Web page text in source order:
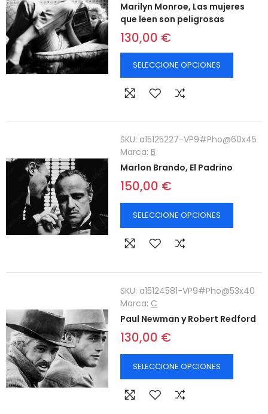
Marilyn Monroe, Las mujeres
que leen son peligrosas
130,00 €
SELECCIONE OPCIONES
SKU: a15125227-VP9#Pho@60x45
Marca:B
Marlon Brando, El Padrino
150,00 €
SELECCIONE OPCIONES
SKU: a15124581-VP9#Pho@53x40
Marca: C
Paul Newman y Robert Redford
130,00 €
SELECCIONE OPCIONES